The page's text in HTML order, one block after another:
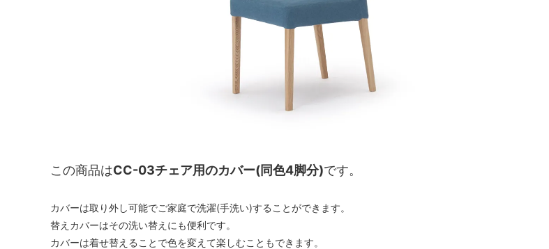
この商品はCC-03チェア用のカバー(同色4脚分)です。
カバーは取り外し可能でご家庭で洗濯(手洗い)することができます。
替えカバーはその洗い替えにも便利です。
カバーは着せ替えることで色を変えて楽しむこともできます。